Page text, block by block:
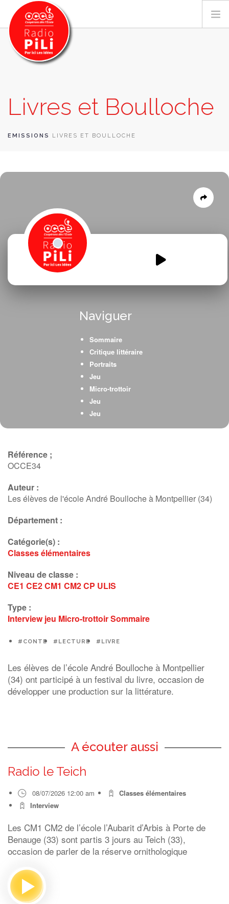
GRILLE DES PROGRAMMES
EMISSIONS / PODCASTS
CONTACT
Livres et Boulloche
EMISSIONS LIVRES ET BOULLOCHE
Emission-Boulloche.mp3
Naviguer
Sommaire
Critique littéraire
Portraits
Jeu
Micro-trottoir
Jeu
Jeu
Référence ;
OCCE34
Auteur :
Les élèves de l'école André Boulloche à Montpellier (34)
Département :
Catégorie(s) :
Classes élémentaires
Niveau de classe :
CE1 CE2CM1 CM2CP ULIS
Type :
Interview jeu Micro-trottoirSommaire
#CONTE #LECTURE #LIVRE
Les élèves de l’école André Boulloche à Montpellier
(34) ont participé à un festival du livre, occasion de
développer une production sur la littérature.
A écouter aussi
Radio le Teich
08/07/2026 12:00 am
Classes élémentaires
Interview
Les CM1 CM2 de l’école l’Aubarit d’Arbis à Porte de
Benauge (33) sont partis 3 jours au Teich (33),
occasion de parler de la réserve ornithologique